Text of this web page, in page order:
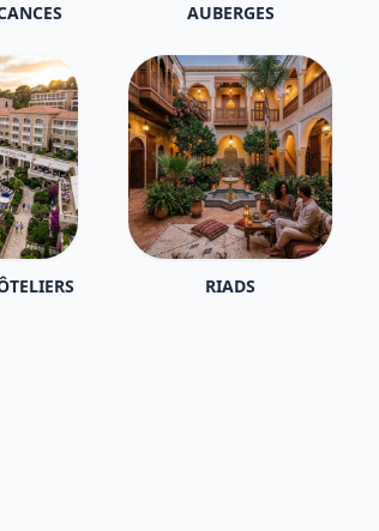
AUBERGES
RIADS